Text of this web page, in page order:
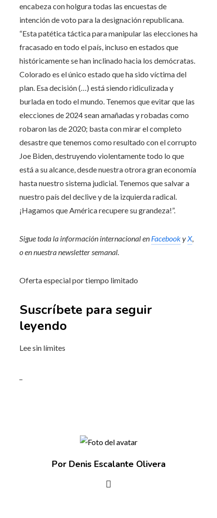
encabeza con holgura todas las encuestas de
intención de voto para la designación republicana.
“Esta patética táctica para manipular las elecciones ha
fracasado en todo el país, incluso en estados que
históricamente se han inclinado hacia los demócratas.
Colorado es el único estado que ha sido víctima del
plan. Esa decisión (…) está siendo ridiculizada y
burlada en todo el mundo. Tenemos que evitar que las
elecciones de 2024 sean amañadas y robadas como
robaron las de 2020; basta con mirar el completo
desastre que tenemos como resultado con el corrupto
Joe Biden, destruyendo violentamente todo lo que
está a su alcance, desde nuestra otrora gran economía
hasta nuestro sistema judicial. Tenemos que salvar a
nuestro país del declive y de la izquierda radical.
¡Hagamos que América recupere su grandeza!”.
Sigue toda la información internacional en FacebookyX,
o ennuestra newsletter semanal.
Oferta especial por tiempo limitado
Suscríbete para seguir
leyendo
Lee sin límites
Por Denis Escalante Olivera